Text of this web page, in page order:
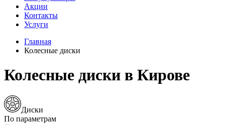
Акции
Контакты
Услуги
Главная
Колесные диски
Колесные диски в Кирове
Диски
По параметрам